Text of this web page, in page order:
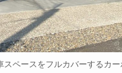
スペースをフルカバーするカー